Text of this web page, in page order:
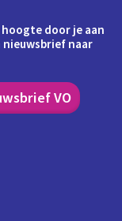
door je aan
naar
VO